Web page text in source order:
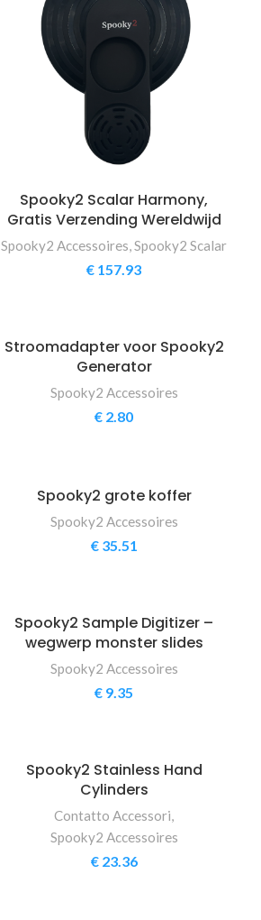
Spooky2 Scalar Harmony,
Gratis Verzending Wereldwijd
Spooky2 Accessoires,Spooky2 Scalar
€ 157.93
Stroomadapter voor Spooky2
Generator
Spooky2 Accessoires
€ 2.80
Spooky2 grote koffer
Spooky2 Accessoires
€35.51
Spooky2 Sample Digitizer –
wegwerp monster slides
Spooky2 Accessoires
€ 9.35
Spooky2 Stainless Hand
Cylinders
Contatto Accessori,
Spooky2 Accessoires
€23.36